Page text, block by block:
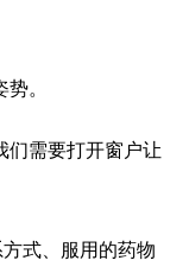
。
们需要打开窗户让
式、服用的药物